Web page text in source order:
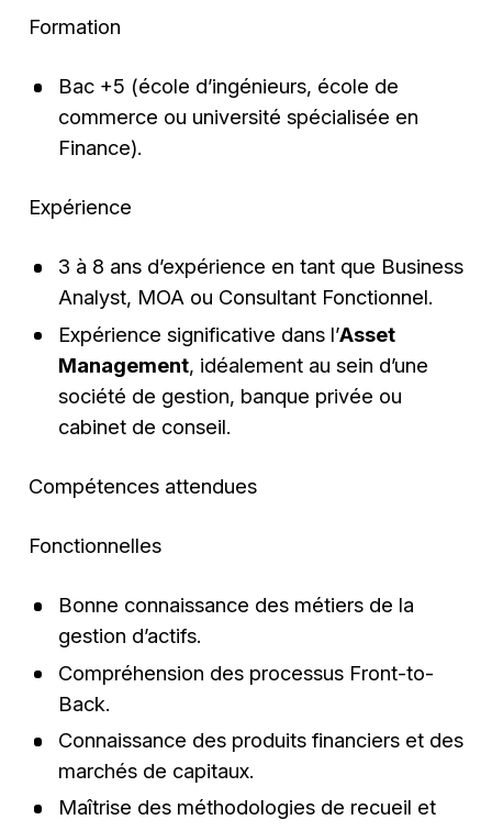
Formation
Bac +5 (école d’ingénieurs, école de
commerce ou université spécialisée en
Finance).
Expérience
3 à 8 ans d’expérience en tant que Business
Analyst, MOA ou Consultant Fonctionnel.
Expérience significative dans l’Asset
Management, idéalement au sein d’une
société de gestion, banque privée ou
cabinet de conseil.
Compétences attendues
Fonctionnelles
Bonne connaissance des métiers de la
gestion d’actifs.
Compréhension des processus Front-to-
Back.
Connaissance des produits financiers et des
marchés de capitaux.
Maîtrise des méthodologies de recueil et